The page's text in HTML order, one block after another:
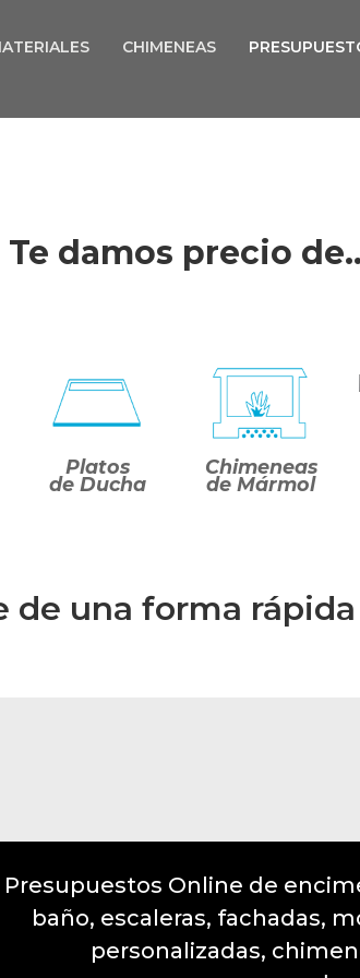
CHIMENEAS
damos precio
Platos
de Ducha
Chimeneas
de Mármol
una forma
Presupuestos Online de
baño, escaleras, fachadas,
personalizadas,